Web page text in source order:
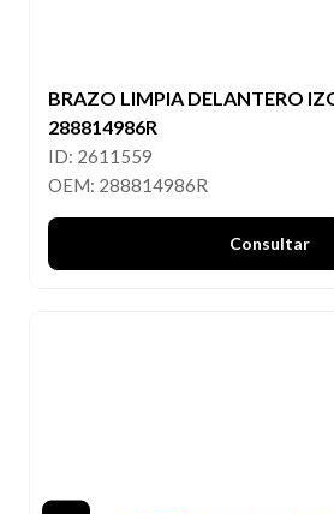
BRAZO LIMPIA DELANTERO
288814986R
ID: 2611559
OEM: 288814986R
Consultar